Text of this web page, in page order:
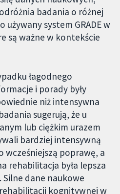
badania o różnej
system GRADE w
są ważne w kontekście
łagodnego
i porady były
niż intensywna
sugerują, że u
lub ciężkim urazem
bardziej intensywną
wcześniejszą poprawę, a
rehabilitacja była lepsza
Silne dane naukowe
kognitywnej w